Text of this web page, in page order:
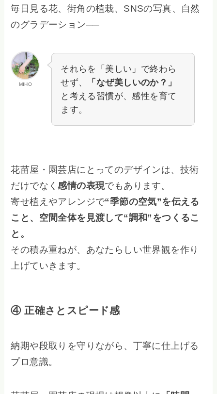
毎日見る花、街角の植栽、SNSの写真、自然
のグラデーション──
MIHO
それらを「美しい」で終わら
せず、
「なぜ美しいのか？」
と考える習慣が、感性を育て
ます。
花苗屋・園芸店にとってのデザインは、技術
だけでなく感情の表現でもあります。
寄せ植えやアレンジで“季節の空気”を伝える
こと、空間全体を見渡して“調和”をつくるこ
と。
その積み重ねが、あなたらしい世界観を作り
上げていきます。
④ 正確さとスピード感
納期や段取りを守りながら、丁寧に仕上げる
プロ意識。